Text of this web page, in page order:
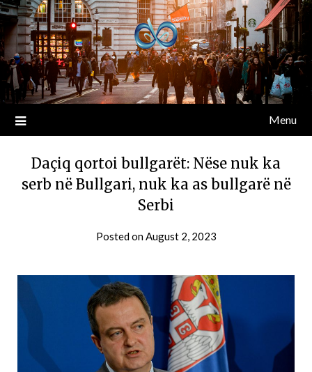
Menu
Daçiq qortoi bullgarët: Nëse nuk ka
serb në Bullgari, nuk ka as bullgarë në
Serbi
Posted onAugust 2, 2023